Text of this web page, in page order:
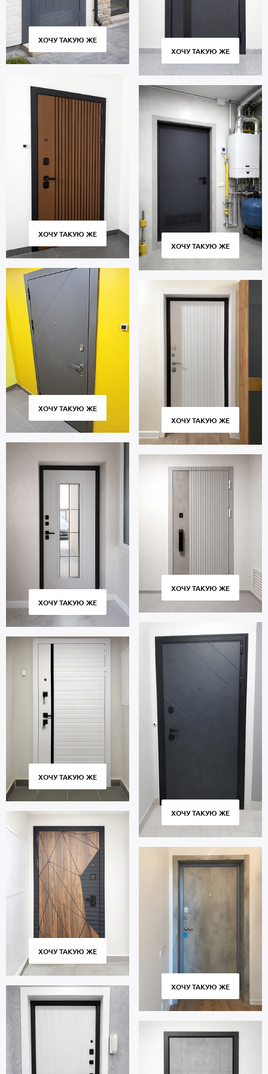
ХОЧУ ТАКУЮ ЖЕ
ХОЧУ ТАКУЮ ЖЕ
ХОЧУ ТАКУЮ ЖЕ
ХОЧУ ТАКУЮ ЖЕ
ХОЧУ ТАКУЮ ЖЕ
ХОЧУ ТАКУЮ ЖЕ
ХОЧУ ТАКУЮ ЖЕ
ХОЧУ ТАКУЮ ЖЕ
ХОЧУ ТАКУЮ ЖЕ
ХОЧУ ТАКУЮ ЖЕ
ХОЧУ ТАКУЮ ЖЕ
ХОЧУ ТАКУЮ ЖЕ